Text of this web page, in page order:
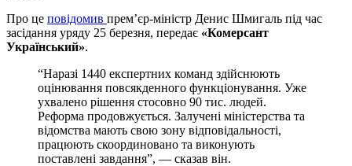
Про це повідомив прем’єр-міністр Денис Шмигаль під час
засідання уряду 25 березня, передає «Комерсант
Український».
“Наразі 1440 експертних команд здійснюють
оцінювання повсякденного функціонування. Уже
ухвалено рішення стосовно 90 тис. людей.
Реформа продовжується. Залучені міністерства та
відомства мають свою зону відповідальності,
працюють скоординовано та виконують
поставлені завдання”, — сказав він.